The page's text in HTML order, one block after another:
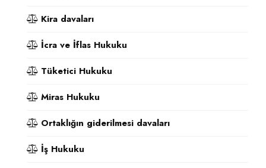
Kira davaları
İcra ve İflas Hukuku
Tüketici Hukuku
Miras Hukuku
Ortaklığın giderilmesi davaları
İş Hukuku